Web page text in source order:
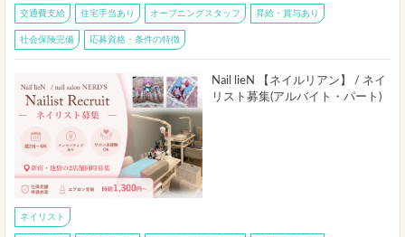
交通費支給 住宅手当あり オープニングスタッフ 昇給・賞与あり
社会保険完備 応募資格・条件の特徴
Nail lieN 【ネイルリアン】 / ネイ
リスト募集(アルバイト・パート)
ネイリスト